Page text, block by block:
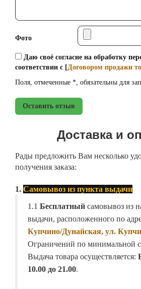
Фото
Даю своё согласие на обработку
соответствии с [Договором продажи
Поля, отмеченные *, обязательны для
Оставить отзыв
Доставка и
Рады предложить Вам несколько
получения заказа:
1. Самовывоз из пункта выдачи
1.1 Бесплатный самовывоз из
выдачи, расположенного по
Купчино/Дунайская, ул.
Ограничений по минимальной
Выдача товара осуществляется:
10.00 до 21.00.